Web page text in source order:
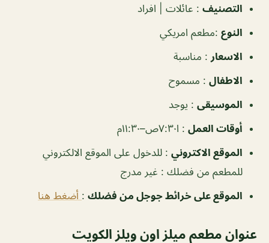
التصنيف : عائلات | افراد
النوع :مطعم امريكي
الاسعار : مناسبة
الاطفال : مسموح
الموسيقى : يوجد
‏أوقات العمل : ا٧:٣٠ص–١١:٣٠م
الموقع الاكتروني : للدخول على الموقع الالكتروني
للمطعم من فضلك : غير مدرج
الموقع على خرائط جوجل من فضلك : أضغط هنا
عنوان مطعم ميلز اون ويلز الكويت